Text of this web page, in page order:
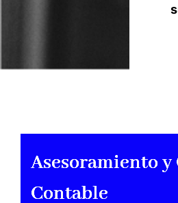
Asesoramiento y
Contable